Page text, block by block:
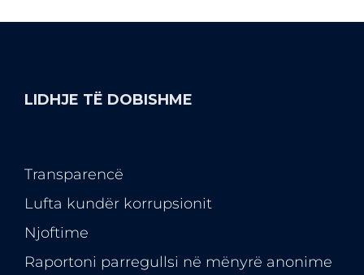
LIDHJE TË DOBISHME
Transparencë
Lufta kundër korrupsionit
Njoftime
Raportoni parregullsi në mënyrë anonime